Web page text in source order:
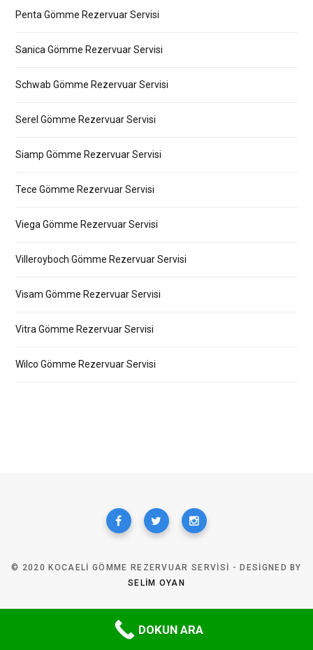
Penta Gömme Rezervuar Servisi
Sanica Gömme Rezervuar Servisi
Schwab Gömme Rezervuar Servisi
Serel Gömme Rezervuar Servisi
Siamp Gömme Rezervuar Servisi
Tece Gömme Rezervuar Servisi
Viega Gömme Rezervuar Servisi
Villeroyboch Gömme Rezervuar Servisi
Visam Gömme Rezervuar Servisi
Vitra Gömme Rezervuar Servisi
Wilco Gömme Rezervuar Servisi
© 2020 KOCAELI GÖMME REZERVUAR SERVISI - DESIGNED BY
SELIM OYAN
DOKUN ARA